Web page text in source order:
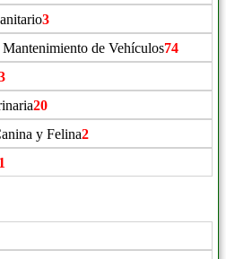
3
de Vehículos74
20
y Felina2